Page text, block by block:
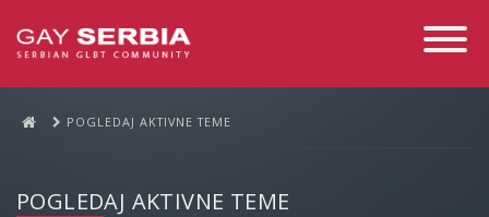
Toggle
POGLEDAJ AKTIVNE TEME
POGLEDAJ AKTIVNE TEME